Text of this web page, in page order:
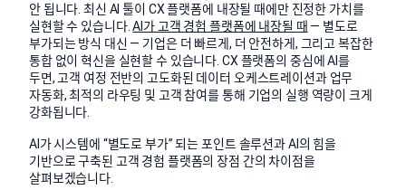
안 됩니다. 최신 AI 툴이 CX 플랫폼에 내장될 때에만 진정한 가치를
실현할 수 있습니다.AI가 고객 경험 플랫폼에 내장될 때 — 별도로
부가되는 방식 대신 — 기업은 더 빠르게, 더 안전하게, 그리고 복잡한
통합 없이 혁신을 실현할 수 있습니다. CX 플랫폼의 중심에 AI를
두면, 고객 여정 전반의 고도화된 데이터 오케스트레이션과 업무
자동화, 최적의 라우팅 및 고객 참여를 통해 기업의 실행 역량이 크게
강화됩니다.
AI가 시스템에 “별도로 부가” 되는 포인트 솔루션과 AI의 힘을
기반으로 구축된 고객 경험 플랫폼의 장점 간의 차이점을
살펴보겠습니다.